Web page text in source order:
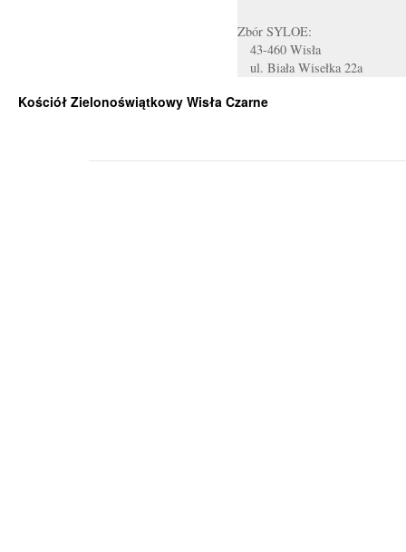
Zbór SYLOE:
43-460 Wisła
ul. Biała Wisełka 22a
Kościół Zielonoświątkowy Wisła Czarne